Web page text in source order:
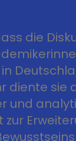
die
diente sie
und
zur